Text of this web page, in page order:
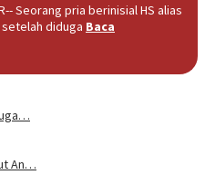
Seorang pria berinisial HS alias
diduga Baca
An…